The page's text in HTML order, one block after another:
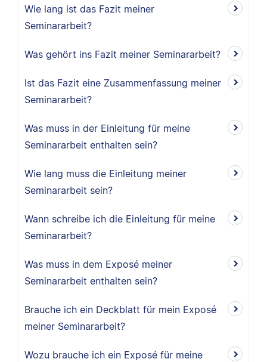
Wie lang ist das Fazit meiner
Seminararbeit?
Was gehört ins Fazit meiner Seminararbeit?
Ist das Fazit eine Zusammenfassung meiner
Seminararbeit?
Was muss in der Einleitung für meine
Seminararbeit enthalten sein?
Wie lang muss die Einleitung meiner
Seminararbeit sein?
Wann schreibe ich die Einleitung für meine
Seminararbeit?
Was muss in dem Exposé meiner
Seminararbeit enthalten sein?
Brauche ich ein Deckblatt für mein Exposé
meiner Seminararbeit?
Wozu brauche ich ein Exposé für meine